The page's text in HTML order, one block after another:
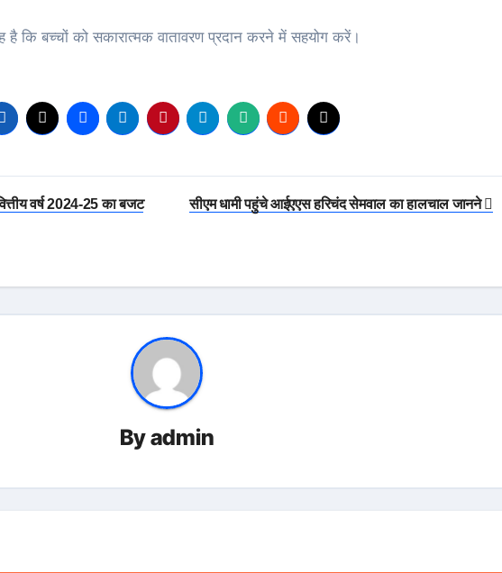
है कि बच्चों को सकारात्मक वातावरण प्रदान करने में सहयोग करें।
वर्ष 2024-25 का बजट
सीएम धामी पहुंचे आईएएस हरिचंद सेमवाल का हालचाल जानने
Byadmin